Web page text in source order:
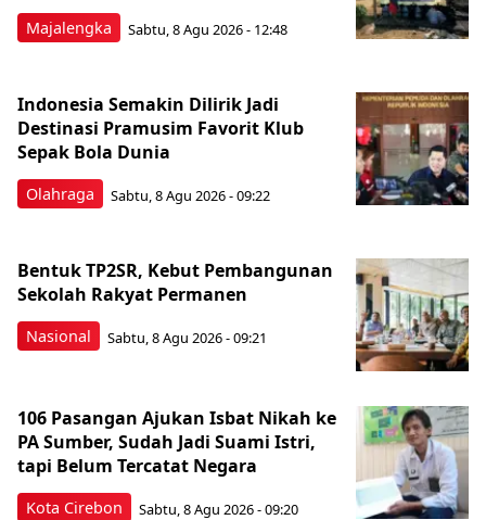
Majalengka Sabtu, 8 Agu 2026 - 12:48
Olahraga
Indonesia Semakin Dilirik Jadi
Destinasi Pramusim Favorit Klub
Sepak Bola Dunia
Sabtu, 8 Agu 2026 - 09:22
Nasional
Bentuk TP2SR, Kebut Pembangunan
Sekolah Rakyat Permanen
Sabtu, 8 Agu 2026 - 09:21
Kota Cirebon
106 Pasangan Ajukan Isbat Nikah ke
PA Sumber, Sudah Jadi Suami Istri,
tapi Belum Tercatat Negara
Sabtu, 8 Agu 2026 - 09:20